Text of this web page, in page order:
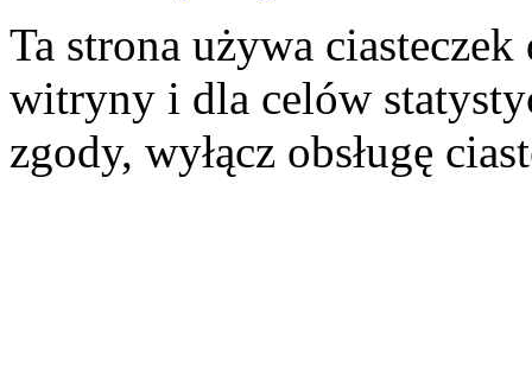
Ta strona używa
witryny i dla celów
zgody, wyłącz obsługę